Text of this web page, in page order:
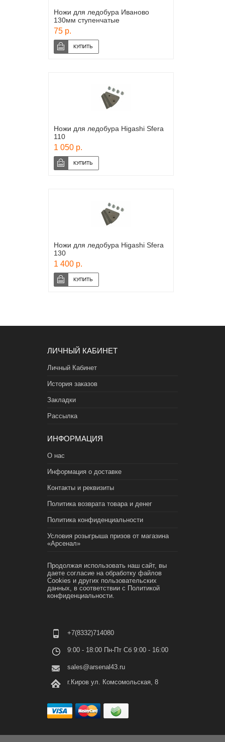
Ножи для ледобура Иваново
130мм ступенчатые
75 р.
Ножи для ледобура Higashi Sfera
110
1 050 р.
Ножи для ледобура Higashi Sfera
130
1 400 р.
ЛИЧНЫЙ КАБИНЕТ
Личный Кабинет
История заказов
Закладки
Рассылка
ИНФОРМАЦИЯ
О нас
Информация о доставке
Контакты и реквизиты
Политика возврата товара и денег
Политика конфиденциальности
Условия розыгрыша призов от магазина
«Арсенал»
Продолжая использовать наш сайт, вы
даете согласие на обработку файлов
Cookies и других пользовательских
данных, в соответствии с Политикой
конфиденциальности.
+7(8332)714080
9:00 - 18:00 Пн-Пт Сб 9:00 - 16:00
sales@arsenal43.ru
г.Киров ул. Комсомольская, 8